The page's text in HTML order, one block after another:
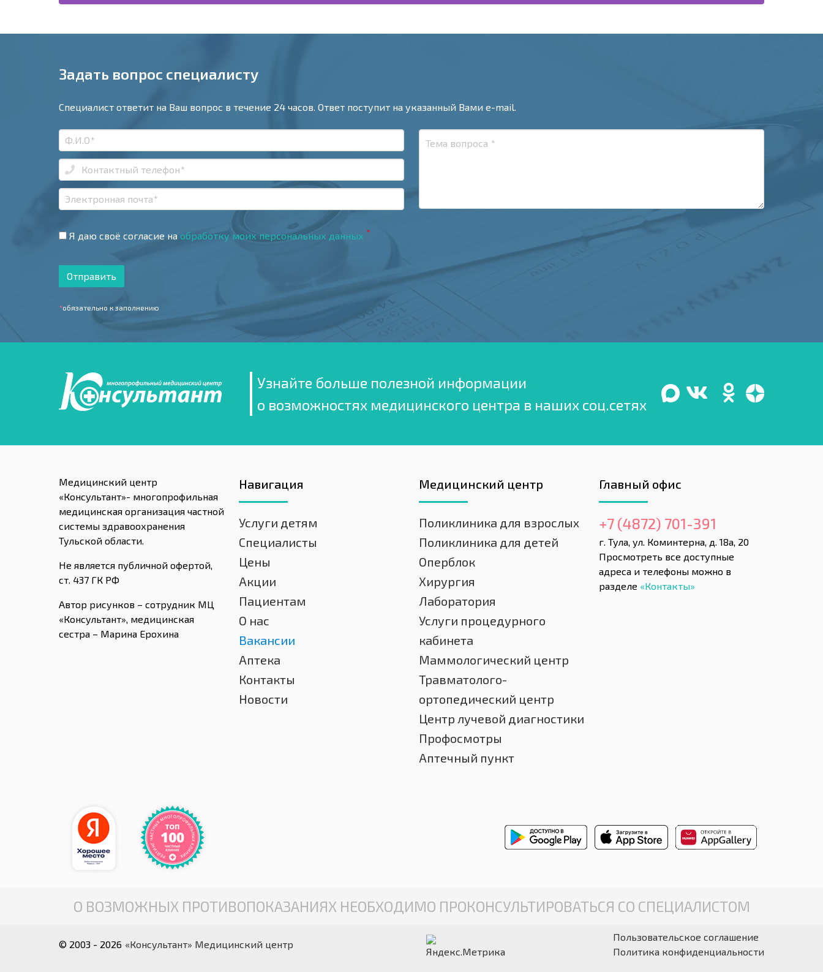
Задать вопрос специалисту
Специалист ответит на Ваш вопрос в течение 24 часов. Ответ поступит на указанный Вами e-mail.
Я даю своё согласие на обработку моих персональных данных *
Отправить
*обязательно к заполнению
Узнайте больше полезной информации
о возможностях медицинского центра в наших соц.сетях
Медицинский центр
«Консультант»- многопрофильная
медицинская организация частной
системы здравоохранения
Тульской области.
Не является публичной офертой,
ст. 437 ГК РФ
Автор рисунков – сотрудник МЦ
«Консультант», медицинская
сестра – Марина Ерохина
Навигация
Услуги детям
Специалисты
Цены
Акции
Пациентам
О нас
Вакансии
Аптека
Контакты
Новости
Медицинский центр
Поликлиника для взрослых
Поликлиника для детей
Оперблок
Хирургия
Лаборатория
Услуги процедурного
кабинета
Маммологический центр
Травматолого-
ортопедический центр
Центр лучевой диагностики
Профосмотры
Аптечный пункт
Главный офис
+7 (4872) 701-391
г. Тула, ул. Коминтерна, д. 18а, 20
Просмотреть все доступные
адреса и телефоны можно в
разделе «Контакты»
О ВОЗМОЖНЫХ ПРОТИВОПОКАЗАНИЯХ НЕОБХОДИМО ПРОКОНСУЛЬТИРОВАТЬСЯ СО СПЕЦИАЛИСТОМ
© 2003 - 2026 «Консультант» Медицинский центр
Пользовательское соглашение
Политика конфиденциальности